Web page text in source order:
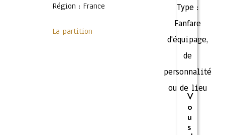
Région : France
La partition
Type :
Fanfare
d'équipage,
de
personnalité
ou de lieu
V
o
u
s